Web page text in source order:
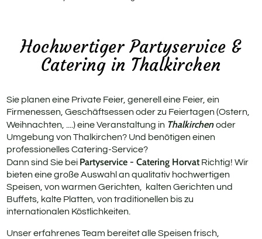
Hochwertiger Partyservice &
Catering in Thalkirchen
Sie planen eine Private Feier, generell eine Feier, ein
Firmenessen, Geschäftsessen oder zu Feiertagen (Ostern,
Weihnachten, ....) eine Veranstaltung in Thalkirchenoder
Umgebung von Thalkirchen? Und benötigen einen
professionelles Catering-Service?
Dann sind Sie bei Partyservice - Catering HorvatRichtig! Wir
bieten eine große Auswahl an qualitativ hochwertigen
Speisen, von warmen Gerichten, kalten Gerichten und
Buffets, kalte Platten, von traditionellen bis zu
internationalen Köstlichkeiten.
Unser erfahrenes Team bereitet alle Speisen frisch,